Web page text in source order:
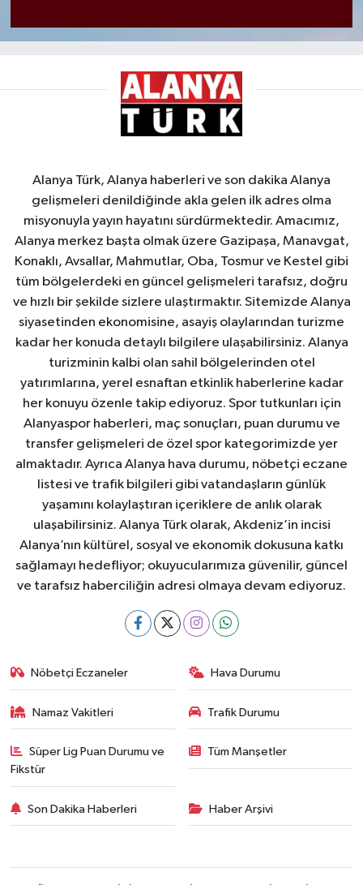
Alanya Türk, Alanya haberleri ve son dakika Alanya
gelişmeleri denildiğinde akla gelen ilk adres olma
misyonuyla yayın hayatını sürdürmektedir. Amacımız,
Alanya merkez başta olmak üzere Gazipaşa, Manavgat,
Konaklı, Avsallar, Mahmutlar, Oba, Tosmur ve Kestel gibi
tüm bölgelerdeki en güncel gelişmeleri tarafsız, doğru
ve hızlı bir şekilde sizlere ulaştırmaktır. Sitemizde Alanya
siyasetinden ekonomisine, asayiş olaylarından turizme
kadar her konuda detaylı bilgilere ulaşabilirsiniz. Alanya
turizminin kalbi olan sahil bölgelerinden otel
yatırımlarına, yerel esnaftan etkinlik haberlerine kadar
her konuyu özenle takip ediyoruz. Spor tutkunları için
Alanyaspor haberleri, maç sonuçları, puan durumu ve
transfer gelişmeleri de özel spor kategorimizde yer
almaktadır. Ayrıca Alanya hava durumu, nöbetçi eczane
listesi ve trafik bilgileri gibi vatandaşların günlük
yaşamını kolaylaştıran içeriklere de anlık olarak
ulaşabilirsiniz. Alanya Türk olarak, Akdeniz’in incisi
Alanya’nın kültürel, sosyal ve ekonomik dokusuna katkı
sağlamayı hedefliyor; okuyucularımıza güvenilir, güncel
ve tarafsız haberciliğin adresi olmaya devam ediyoruz.
Nöbetçi Eczaneler Hava Durumu
Namaz Vakitleri Trafik Durumu
Süper Lig Puan Durumu ve
Fikstür
Tüm Manşetler
Son Dakika Haberleri Haber Arşivi